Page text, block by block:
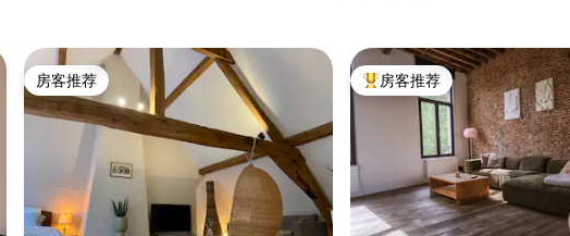
房客推荐
房客推荐 热门「房客推荐」
房客推荐